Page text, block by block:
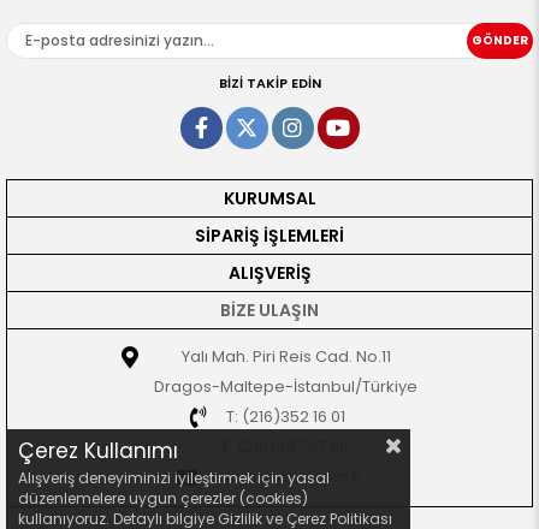
GÖNDER
BİZİ TAKİP EDİN
KURUMSAL
SİPARİŞ İŞLEMLERİ
ALIŞVERİŞ
BİZE ULAŞIN
Yalı Mah. Piri Reis Cad. No.11
Dragos-Maltepe-İstanbul/Türkiye
T: (216)352 16 01
info@seplus.com.tr
Çerez Kullanımı
Alışveriş deneyiminizi iyileştirmek için yasal
düzenlemelere uygun çerezler (cookies)
kullanıyoruz. Detaylı bilgiye Gizlilik ve Çerez Politikası